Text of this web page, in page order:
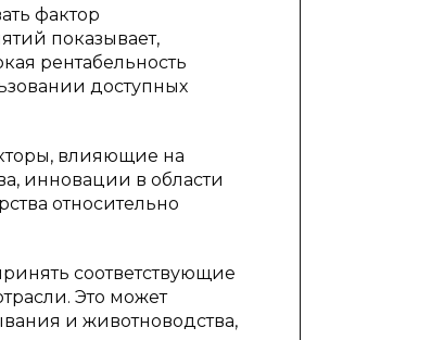
фактор
показывает,
рентабельность
доступных
влияющие на
инновации в области
относительно
соответствующие
Это может
и животноводства,